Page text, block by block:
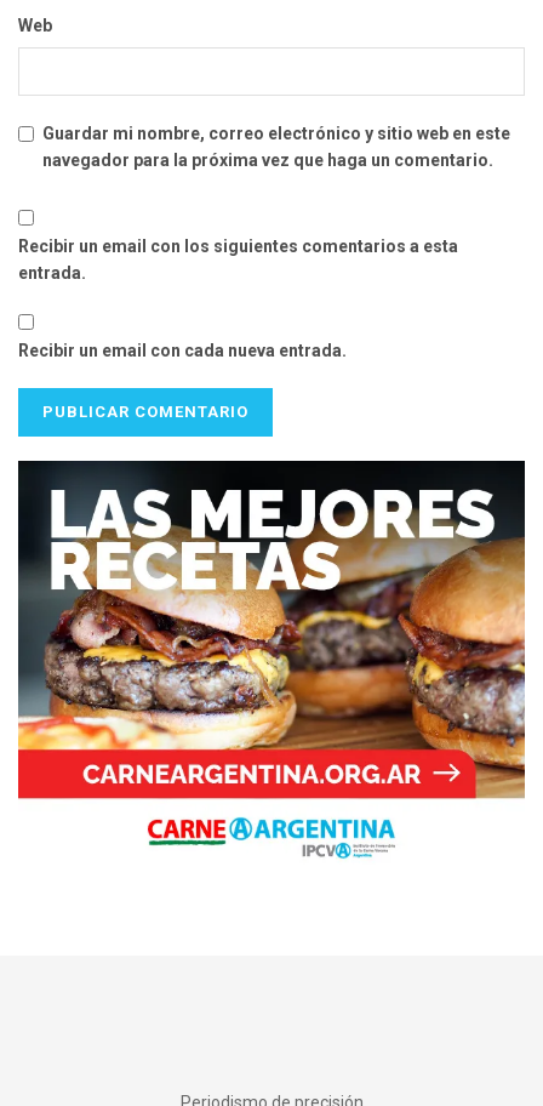
Web
Guardar mi nombre, correo electrónico y sitio web en este
navegador para la próxima vez que haga un comentario.
Recibir un email con los siguientes comentarios a esta
entrada.
Recibir un email con cada nueva entrada.